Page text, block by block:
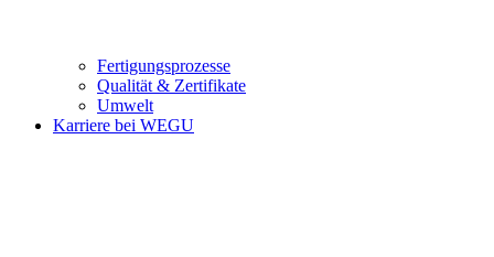
Fertigungsprozesse
Qualität & Zertifikate
Umwelt
Karriere bei WEGU